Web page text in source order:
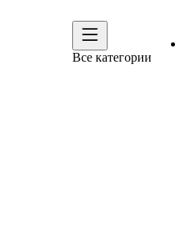
Все категории